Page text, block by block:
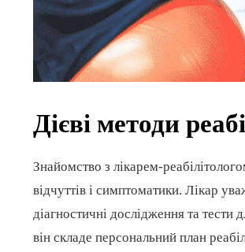
Дієві методи
Знайомство з лікарем-
відчуттів і симптоматики. Лікар
діагностичні дослідження та
він складе персональний план